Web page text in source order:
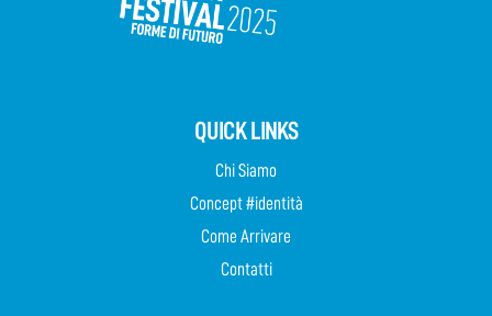
QUICK LINKS
Chi Siamo
Concept #identità
Come Arrivare
Contatti